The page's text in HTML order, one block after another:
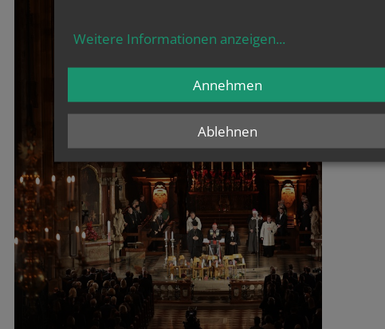
Weitere Informationen anzeigen...
Ablehnen
Annehmen